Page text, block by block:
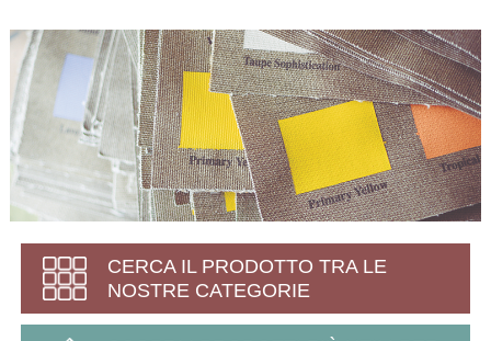
CERCA IL PRODOTTO TRA LE
NOSTRE CATEGORIE